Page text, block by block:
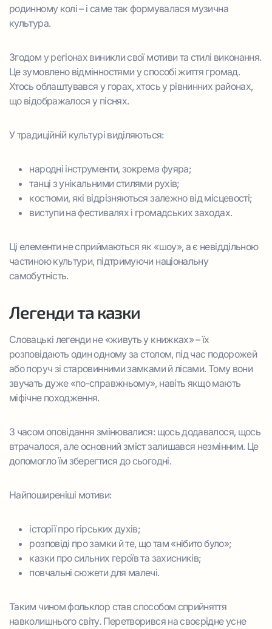
родинному колі – і саме так формувалася музична
культура.
Згодом у регіонах виникли свої мотиви та стилі виконання.
Це зумовлено відмінностями у способі життя громад.
Хтось облаштувався у горах, хтось у рівнинних районах,
що відображалося у піснях.
У традиційній культурі виділяються:
народні інструменти, зокрема фуяра;
танці з унікальними стилями рухів;
костюми, які відрізняються залежно від місцевості;
виступи на фестивалях і громадських заходах.
Ці елементи не сприймаються як «шоу», а є невіддільною
частиною культури, підтримуючи національну
самобутність.
Легенди та казки
Словацькі легенди не «живуть у книжках» – їх
розповідають один одному за столом, під час подорожей
або поруч зі старовинними замками й лісами. Тому вони
звучать дуже «по-справжньому», навіть якщо мають
міфічне походження.
З часом оповідання змінювалися: щось додавалося, щось
втрачалося, але основний зміст залишався незмінним. Це
допомогло їм зберегтися до сьогодні.
Найпоширеніші мотиви:
історії про гірських духів;
розповіді про замки й те, що там «нібито було»;
казки про сильних героїв та захисників;
повчальні сюжети для малечі.
Таким чином фольклор став способом сприйняття
навколишнього світу. Перетворився на своєрідне усне